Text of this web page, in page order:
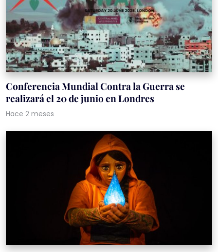
Conferencia Mundial Contra la Guerra se
realizará el 20 de junio en Londres
Hace 2 meses